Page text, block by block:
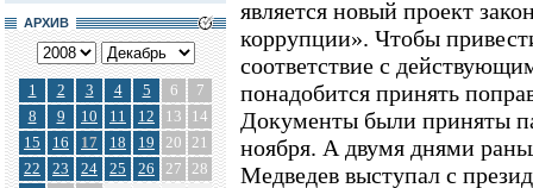
АРХИВ
1 2 3 4 5 6
7
8
9 10 11 12 13
14
15
16 17 18 19 20 21
22
23 24 25 26 27 28
является новый проект
коррупции». Чтобы
соответствие с
понадобится принять
Документы были приняты
ноября. А двумя днями
Медведев выступал с